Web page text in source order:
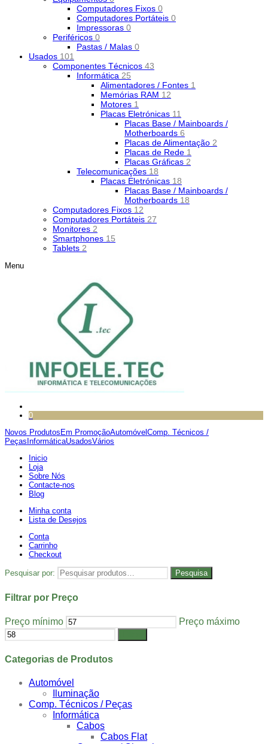
Computadores Fixos 0
Computadores Portáteis 0
Impressoras 0
Periféricos 0
Pastas / Malas 0
Usados 101
Componentes Técnicos 43
Informática 25
Alimentadores / Fontes 1
Memórias RAM 12
Motores 1
Placas Eletrónicas 11
Placas Base / Mainboards /
Motherboards 6
Placas de Alimentação 2
Placas de Rede 1
Placas Gráficas 2
Telecomunicações 18
Placas Eletrónicas 18
Placas Base / Mainboards /
Motherboards 18
Computadores Fixos 12
Computadores Portáteis 27
Monitores 2
Smartphones 15
Tablets 2
Menu
0
Novos Produtos Em PromoçãoAutomóvel Comp. Técnicos /
Peças InformáticaUsadosVários
Inicio
Loja
Sobre Nós
Contacte-nos
Blog
Minha conta
Lista de Desejos
Conta
Carrinho
Checkout
Pesquisar por: Pesquisa
Filtrar por Preço
Preço mínimo Preço máximo
Categorias de Produtos
Automóvel
Iluminação
Comp. Técnicos / Peças
Informática
Cabos
Cabos Flat